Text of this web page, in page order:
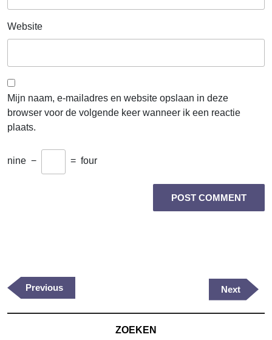
Website
Mijn naam, e-mailadres en website opslaan in deze
browser voor de volgende keer wanneer ik een reactie
plaats.
nine − = four
Previous
Post
Previous
Next
Post
Next
ZOEKEN